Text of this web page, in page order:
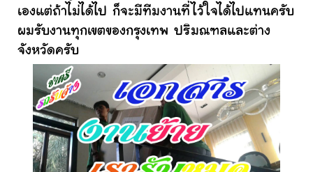
เองแต่ถ้าไม่ได้ไป ก็จะมีทีมงานที่ไว้ใจได้ไปแทนครับ
ผมรับงานทุกเขตของกรุงเทพ ปริมณฑลและต่าง
จังหวัดครับ